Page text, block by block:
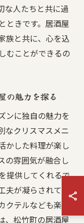
な人たちと共に過
ときです。居酒屋
族と共に、心を込
むことができるの
の魅力を探る
ンに独自の魅力を
なクリスマスメニ
かした料理が楽し
の雰囲気が融合し
提供してくれるで
が凝らされてお
テルなども楽し
、松竹町の居酒屋